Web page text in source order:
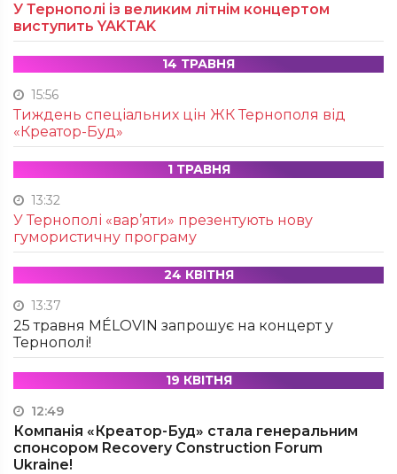
У Тернополі із великим літнім концертом
виступить YAKTAK
14 ТРАВНЯ
15:56
Тиждень спеціальних цін ЖК Тернополя від
«Креатор-Буд»
1 ТРАВНЯ
13:32
У Тернополі «вар’яти» презентують нову
гумористичну програму
24 КВІТНЯ
13:37
25 травня MÉLOVIN запрошує на концерт у
Тернополі!
19 КВІТНЯ
12:49
Компанія «Креатор-Буд» стала генеральним
спонсором Recovery Construction Forum
Ukraine!